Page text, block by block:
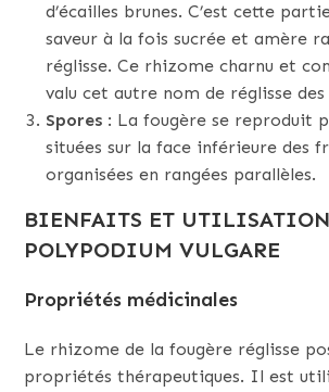
d’écailles brunes. C’est cette
saveur à la fois sucrée et amère
réglisse. Ce rhizome charnu et
valu cet autre nom de réglisse des
Spores : La fougère se reproduit
situées sur la face inférieure des
organisées en rangées parallèles.
BIENFAITS ET
POLYPODIUM VULGARE
Propriétés médicinales
Le rhizome de la fougère réglisse
propriétés thérapeutiques. Il est